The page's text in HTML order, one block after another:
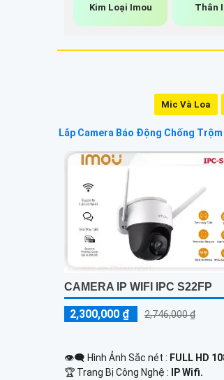
Kim Loại Imou
Thân
Mic Và Loa
Lắp Camera Báo Động Chống Trộm
CAMERA IP WIFI IPC S22FP
2,300,000 ₫ 2,746,000 ₫
👁️‍🗨 Hình Ảnh Sắc nét : FULL HD
🏆 Trang Bị Công Nghệ :
IP Wifi.